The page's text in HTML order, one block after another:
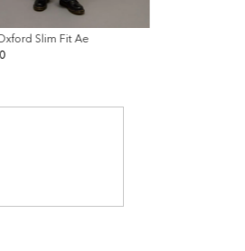
Slim Fit Ae